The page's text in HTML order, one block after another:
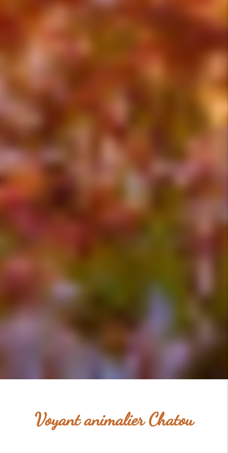
Voyant animalier Chatou